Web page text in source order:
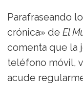
Parafraseando
crónica» de El
comenta que la
teléfono móvil,
acude